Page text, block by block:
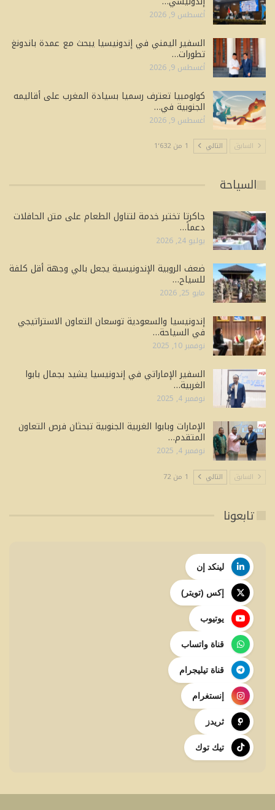
أغسطس 9, 2026
السفير اليمني في إندونيسيا يبحث مع عمدة باندونغ
تطورات…
أغسطس 9, 2026
كولومبيا تعترف رسميا بسيادة المغرب على أقاليمه
الجنوبية في…
أغسطس 9, 2026
السابق التالي 1 من 1٬632
السياحة
جاكرتا تختبر خدمة لتناول الطعام على متن الحافلات
دعماً…
يوليو 24, 2026
ضعف الروبية الإندونيسية يجعل بالي وجهة أقل كلفة
للسياح…
مايو 25, 2026
إندونيسيا والسعودية توسعان التعاون الاستراتيجي
في السياحة…
نوفمبر 10, 2025
السفير الإماراتي في إندونيسيا يشيد بجمال بابوا
الغربية…
نوفمبر 4, 2025
الإمارات وبابوا الغربية الجنوبية تبحثان فرص التعاون
المتقدم…
نوفمبر 4, 2025
السابق التالي 1 من 72
تابعونا
لينكد إن
إكس (تويتر)
يوتيوب
قناة واتساب
قناة تيليجرام
إنستغرام
ثريدز
تيك توك